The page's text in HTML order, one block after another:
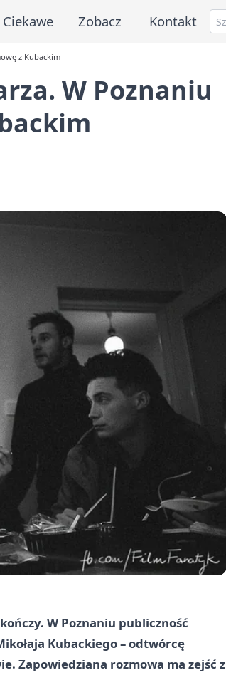
Ciekawe Zobacz Kontakt
z Kubackim
W Poznaniu
W Poznaniu publiczność
Kubackiego – odtwórcę
Zapowiedziana rozmowa ma zejść z